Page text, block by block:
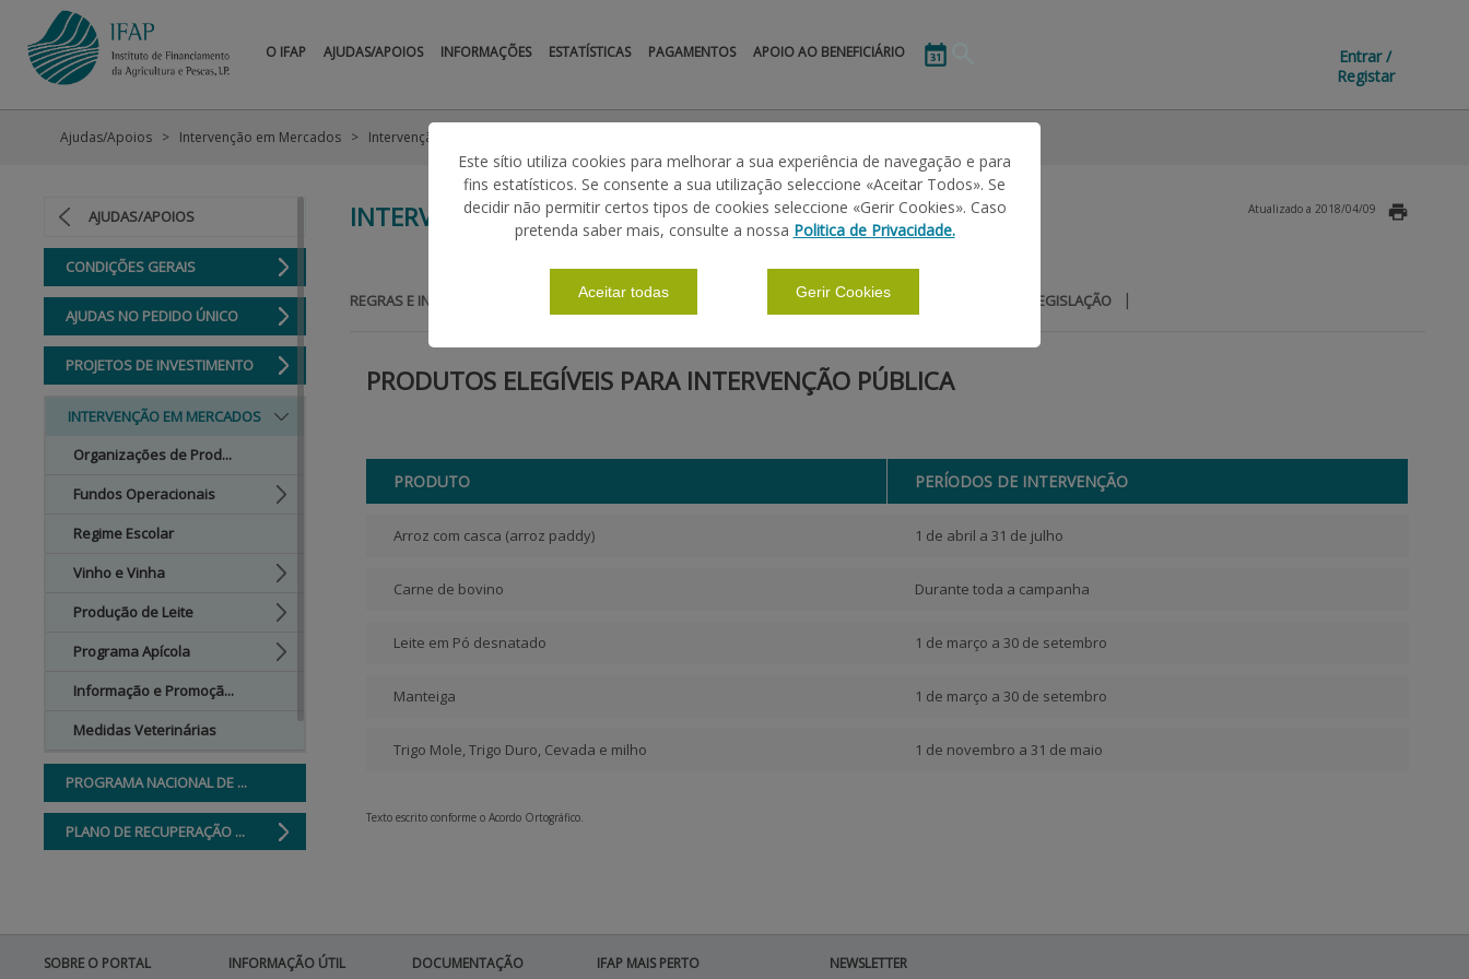
O IFAP AJUDAS/APOIOS INFORMAÇÕES ESTATÍSTICAS PAGAMENTOS APOIO AO BENEFICIÁRIO
Entrar /
Registar
AJUDAS/APOIOS
CONDIÇÕES GERAIS
AJUDAS NO PEDIDO ÚNICO
PROJETOS DE INVESTIMENTO
INTERVENÇÃO EM MERCADOS
Organizações de Prod...
Fundos Operacionais
Regime Escolar
Vinho e Vinha
Produção de Leite
Programa Apícola
Informação e Promoçã...
Medidas Veterinárias
PROGRAMA NACIONAL DE ...
PLANO DE RECUPERAÇÃO ...
PESCAS
Ajudas/Apoios Intervenção em Mercados Intervenção Pública
INTERVENÇÃO PÚBLICA
REGRAS E INFORMAÇÕES BÁSICAS | CALENDÁRIO | MINUTAS | LEGISLAÇÃO |
Atualizado a 2018/04/09
PRODUTOS ELEGÍVEIS PARA INTERVENÇÃO PÚBLICA
PRODUTO PERÍODOS DE INTERVENÇÃO
Arroz com casca (arroz paddy) 1 de abril a 31 de julho
Carne de bovino Durante toda a campanha
Leite em Pó desnatado 1 de março a 30 de setembro
Manteiga 1 de março a 30 de setembro
Trigo Mole, Trigo Duro, Cevada e milho 1 de novembro a 31 de maio
Texto escrito conforme o Acordo Ortográfico.
SOBRE O PORTAL INFORMAÇÃO ÚTIL DOCUMENTAÇÃO IFAP MAIS PERTO NEWSLETTER
Este sítio utiliza cookies para melhorar a sua experiência de navegação e para
fins estatísticos. Se consente a sua utilização seleccione «Aceitar Todos». Se
decidir não permitir certos tipos de cookies seleccione «Gerir Cookies». Caso
pretenda saber mais, consulte a nossa Politica de Privacidade.
Aceitar todas Gerir Cookies